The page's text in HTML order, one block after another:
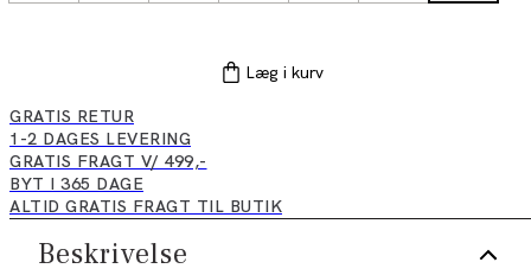
Læg i kurv
GRATIS RETUR
1-2 DAGES LEVERING
GRATIS FRAGT V/ 499,-
BYT I 365 DAGE
ALTID GRATIS FRAGT TIL BUTIK
Beskrivelse